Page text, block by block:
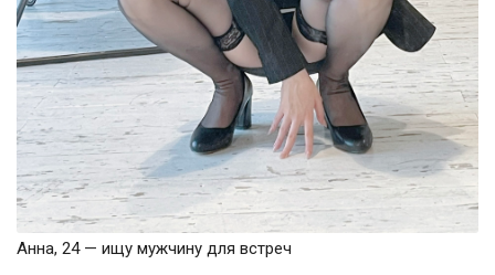
Анна, 24 — ищу мужчину для встреч